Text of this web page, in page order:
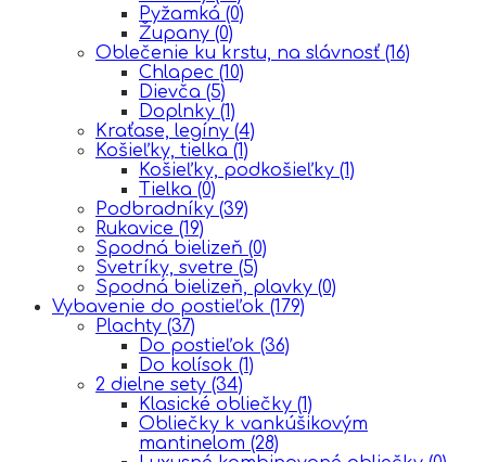
Pyžamká (0)
Župany (0)
Oblečenie ku krstu, na slávnosť (16)
Chlapec (10)
Dievča (5)
Doplnky (1)
Kraťase, legíny (4)
Košieľky, tielka (1)
Košieľky, podkošieľky (1)
Tielka (0)
Podbradníky (39)
Rukavice (19)
Spodná bielizeň (0)
Svetríky, svetre (5)
Spodná bielizeň, plavky (0)
Vybavenie do postieľok (179)
Plachty (37)
Do postieľok (36)
Do kolísok (1)
2 dielne sety (34)
Klasické obliečky (1)
Obliečky k vankúšikovým
mantinelom (28)